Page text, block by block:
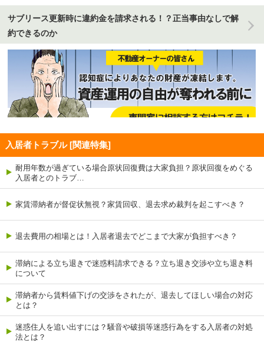
サブリース更新時に違約金を請求される！？正当事由なしで解
約できるのか
入居者トラブル [関連特集]
耐用年数が過ぎている場合原状回復費は大家負担？原状回復をめぐる
入居者とのトラブ…
家賃滞納者が督促状無視？家賃回収、退去求め裁判を起こすべき？
退去費用の相場とは！入居者退去でどこまで大家が負担すべき？
滞納による立ち退きで迷惑料請求できる？立ち退き交渉や立ち退き料
について
滞納者から賃料値下げの交渉をされたが、退去してほしい場合の対応
とは？
迷惑住人を追い出すには？騒音や破損等迷惑行為をする入居者の対処
法とは？